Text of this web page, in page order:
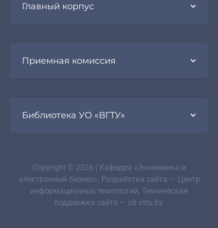
Главный корпус
Приемная комиссия
Библиотека УО «ВГТУ»
Copyright © 2026 | Кафедра «Экономика и
электронный бизнес», Разработка сайта — Центр
информационных технологий, Техническая
поддержка сайта — cit.vstu.by.